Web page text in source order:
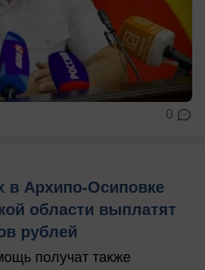
0
в Архипо-Осиповке
области выплатят
рублей
получат также